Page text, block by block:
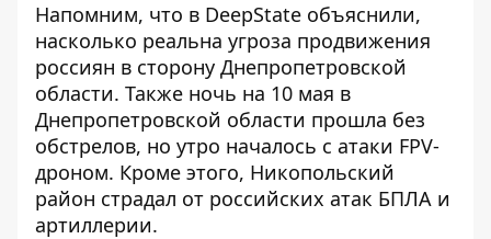
Напомним, что в DeepState объяснили,
насколько реальна угроза продвижения
россиян в сторону Днепропетровской
области. Также ночь на 10 мая в
Днепропетровской области прошла без
обстрелов, но утро началось с атаки FPV-
дроном. Кроме этого, Никопольский
район страдал от российских атак БПЛА и
артиллерии.